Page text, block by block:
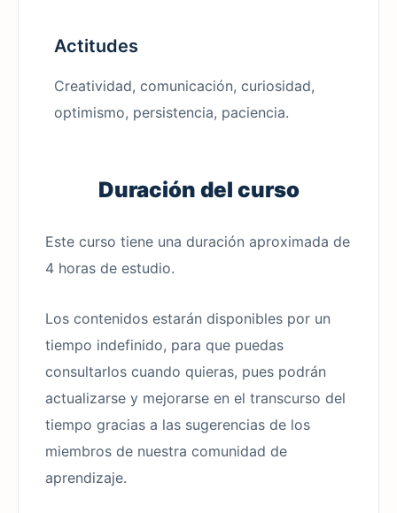
Actitudes
Creatividad, comunicación, curiosidad,
optimismo, persistencia, paciencia.
Duración del curso
Este curso tiene una duración aproximada de
4 horas de estudio.
Los contenidos estarán disponibles por un
tiempo indefinido, para que puedas
consultarlos cuando quieras, pues podrán
actualizarse y mejorarse en el transcurso del
tiempo gracias a las sugerencias de los
miembros de nuestra comunidad de
aprendizaje.